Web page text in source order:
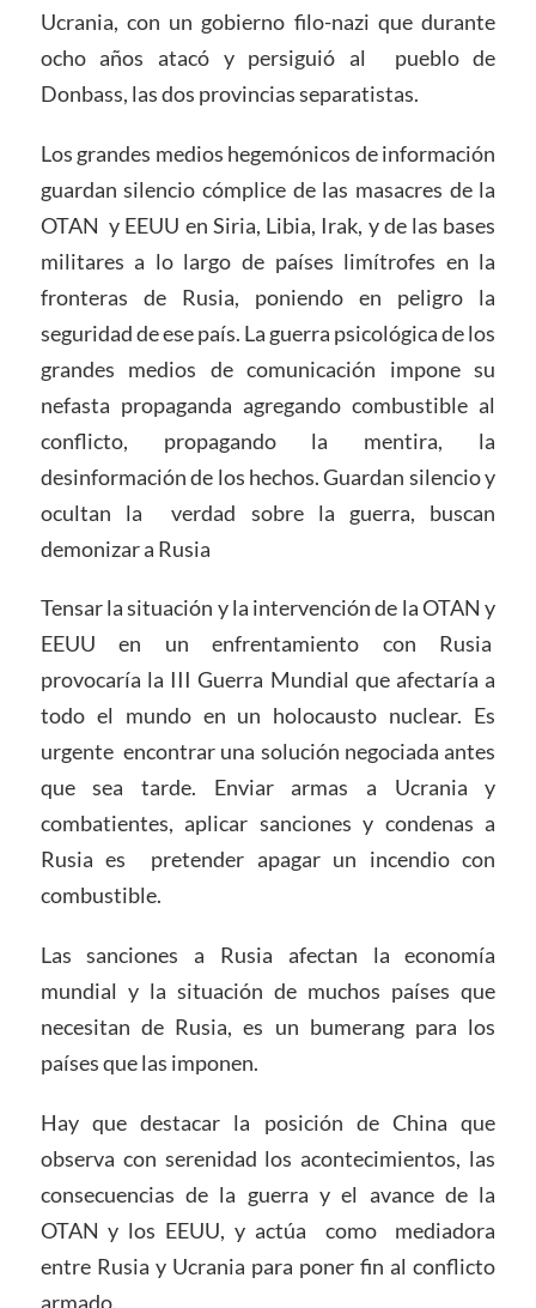
Ucrania, con un gobierno filo-nazi que durante
ocho años atacó y persiguió al pueblo de
Donbass, las dos provincias separatistas.
Los grandes medios hegemónicos de información
guardan silencio cómplice de las masacres de la
OTAN y EEUU en Siria, Libia, Irak, y de las bases
militares a lo largo de países limítrofes en la
fronteras de Rusia, poniendo en peligro la
seguridad de ese país. La guerra psicológica de los
grandes medios de comunicación impone su
nefasta propaganda agregando combustible al
conflicto, propagando la mentira, la
desinformación de los hechos. Guardan silencio y
ocultan la verdad sobre la guerra, buscan
demonizar a Rusia
Tensar la situación y la intervención de la OTAN y
EEUU en un enfrentamiento con Rusia
provocaría la III Guerra Mundial que afectaría a
todo el mundo en un holocausto nuclear. Es
urgente encontrar una solución negociada antes
que sea tarde. Enviar armas a Ucrania y
combatientes, aplicar sanciones y condenas a
Rusia es pretender apagar un incendio con
combustible.
Las sanciones a Rusia afectan la economía
mundial y la situación de muchos países que
necesitan de Rusia, es un bumerang para los
países que las imponen.
Hay que destacar la posición de China que
observa con serenidad los acontecimientos, las
consecuencias de la guerra y el avance de la
OTAN y los EEUU, y actúa como mediadora
entre Rusia y Ucrania para poner fin al conflicto
armado.